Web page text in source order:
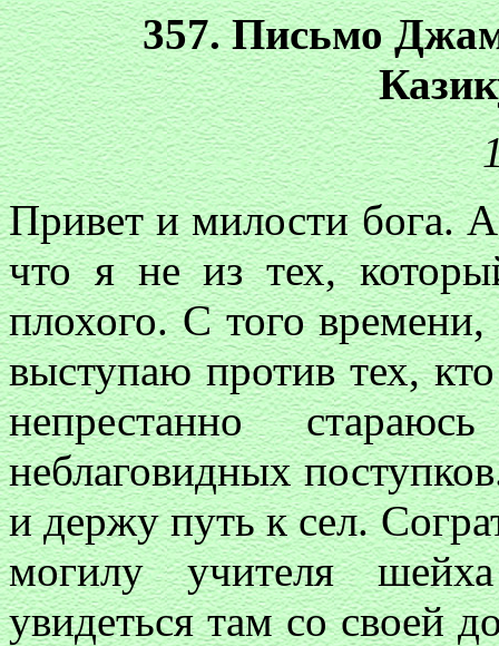
357. Письмо
Привет и милости бога.
что я не из тех,
плохого. С того
выступаю против тех,
непрестанно
неблаговидных
и держу путь к сел.
могилу учителя
увидеться там со своей